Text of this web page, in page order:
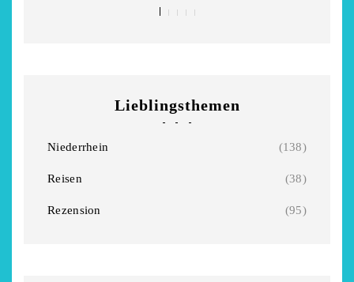
Lieblingsthemen
Niederrhein (138)
Reisen (38)
Rezension (95)